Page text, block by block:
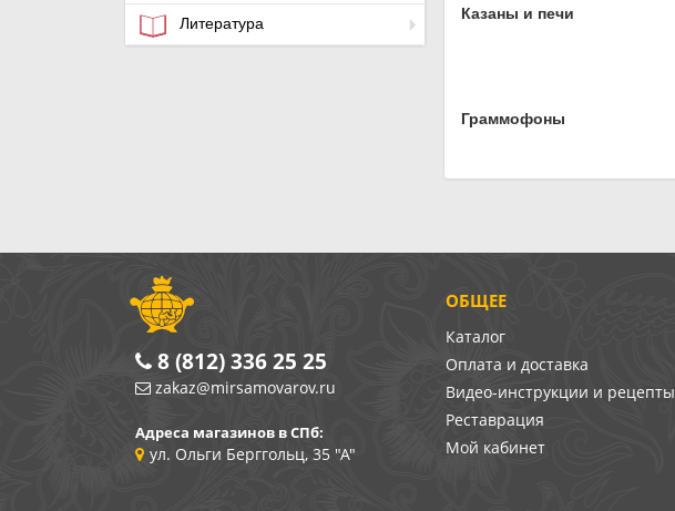
Литература
Казаны и печи
Граммофоны
ОБЩЕЕ
Каталог
Оплата и доставка
Видео-инструкции и рецепты
Реставрация
Мой кабинет
8 (812) 336 25 25
zakaz@mirsamovarov.ru
Адреса магазинов в СПб:
ул. Ольги Берггольц, 35 "А"